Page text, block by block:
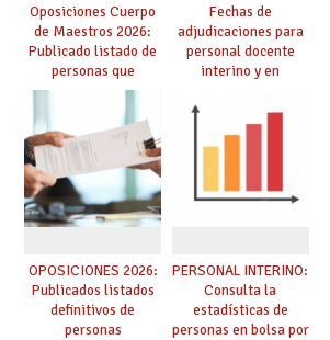
Oposiciones Cuerpo
de Maestros 2026:
Publicado listado de
personas que
adquieren nueva
especialidad
Fechas de
adjudicaciones para
personal docente
interino y en
debes saber
OPOSICIONES 2026:
Publicados listados
definitivos de
personas
PERSONAL INTERINO:
Consulta la
estadísticas de
personas en bolsa por